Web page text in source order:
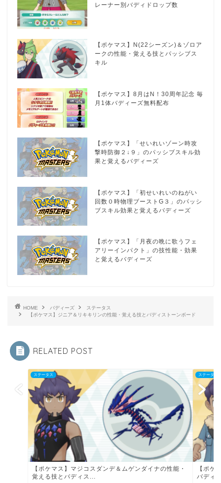
レーナー別バディドロップ数
【ポケマス】N(22シーズン)＆ゾロア
ークの性能・覚える技とパッシブス
キル
【ポケマス】8月はN！30周年記念 毎
月1体バディーズ無料配布
【ポケマス】「せいれいゾーン時攻
撃時防御２↓９」のパッシブスキル効
果と覚えるバディーズ
【ポケマス】「初せいれいのねがい
回数０時物理ブーストG３」のパッシ
ブスキル効果と覚えるバディーズ
【ポケマス】「月夜の晩に歌うフェ
アリーインパクト」の技性能・効果
と覚えるバディーズ
HOME バディーズ
ステータス
【ポケマス】ジニア＆リキキリンの性能・覚える技とバディストーンボード
RELATED POST
ステータス
【ポケマス】マジコスダンデ＆ムゲンダイナの性能・
覚える技とバディス...
ステータス
【ポケ
バディ